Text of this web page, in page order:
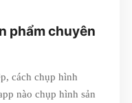
phẩm chuyên
cách chụp hình
nào chụp hình sản